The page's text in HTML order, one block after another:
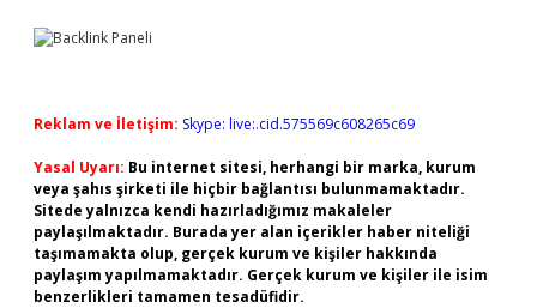
Reklam ve İletişim: Skype: live:.cid.575569c608265c69
Yasal Uyarı: Bu internet sitesi, herhangi bir marka, kurum
veya şahıs şirketi ile hiçbir bağlantısı bulunmamaktadır.
Sitede yalnızca kendi hazırladığımız makaleler
paylaşılmaktadır. Burada yer alan içerikler haber niteliği
taşımamakta olup, gerçek kurum ve kişiler hakkında
paylaşım yapılmamaktadır. Gerçek kurum ve kişiler ile isim
benzerlikleri tamamen tesadüfidir.